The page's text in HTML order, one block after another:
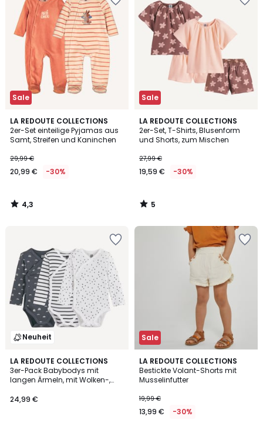
Sale
LA REDOUTE COLLECTIONS
2er-Set einteilige Pyjamas aus
Samt, Streifen und Kaninchen
29,99 €
20,99 € -30%
4,3
/ 5
4,3
/
Sale
LA REDOUTE COLLECTIONS
2er-Set, T-Shirts, Blusenform
und Shorts, zum Mischen
27,99 €
19,59 € -30%
5
/
5
5
/
Neuheit
LA REDOUTE COLLECTIONS
3er-Pack Babybodys mit
langen Ärmeln, mit Wolken-,
24,99 €
Sale
LA REDOUTE COLLECTIONS
Bestickte Volant-Shorts mit
Musselinfutter
19,99 €
13,99 € -30%
4,3
/ 5